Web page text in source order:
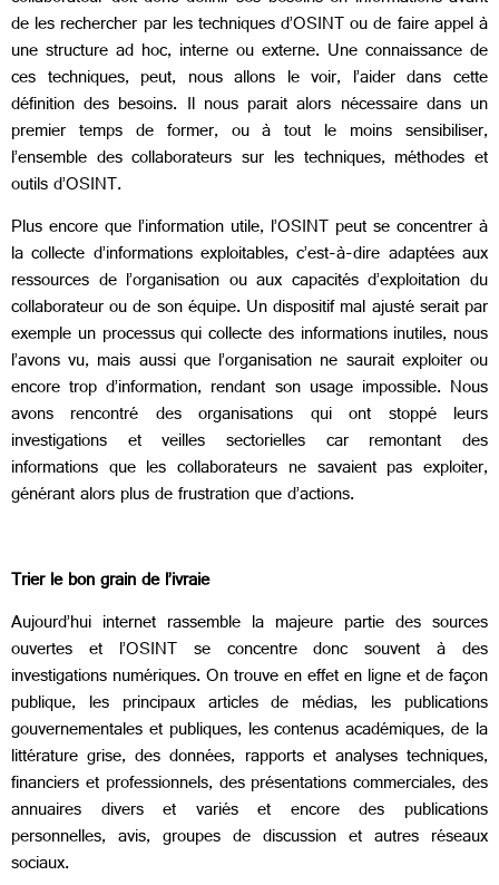
de les rechercher par les techniques d’OSINT ou de faire appel à
une structure ad hoc, interne ou externe. Une connaissance de
ces techniques, peut, nous allons le voir, l’aider dans cette
définition des besoins. Il nous parait alors nécessaire dans un
premier temps de former, ou à tout le moins sensibiliser,
l’ensemble des collaborateurs sur les techniques, méthodes et
outils d’OSINT.
Plus encore que l’information utile, l’OSINT peut se concentrer à
la collecte d’informations exploitables, c’est-à-dire adaptées aux
ressources de l’organisation ou aux capacités d’exploitation du
collaborateur ou de son équipe. Un dispositif mal ajusté serait par
exemple un processus qui collecte des informations inutiles, nous
l’avons vu, mais aussi que l’organisation ne saurait exploiter ou
encore trop d’information, rendant son usage impossible. Nous
avons rencontré des organisations qui ont stoppé leurs
investigations et veilles sectorielles car remontant des
informations que les collaborateurs ne savaient pas exploiter,
générant alors plus de frustration que d’actions.
Trier le bon grain de l’ivraie
Aujourd’hui internet rassemble la majeure partie des sources
ouvertes et l’OSINT se concentre donc souvent à des
investigations numériques. On trouve en effet en ligne et de façon
publique, les principaux articles de médias, les publications
gouvernementales et publiques, les contenus académiques, de la
littérature grise, des données, rapports et analyses techniques,
financiers et professionnels, des présentations commerciales, des
annuaires divers et variés et encore des publications
personnelles, avis, groupes de discussion et autres réseaux
sociaux.